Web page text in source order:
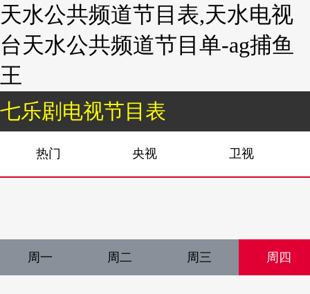
天水公共频道节目表,天水电视
台天水公共频道节目单-ag捕鱼
王
七乐剧电视节目表
热门 央视 卫视
周一 周二 周三 周四